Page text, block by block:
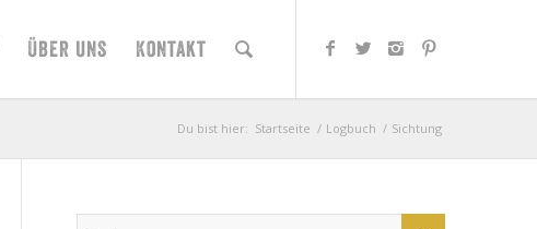
Über uns Kontakt
Du bist hier: Startseite / Logbuch / Sichtung